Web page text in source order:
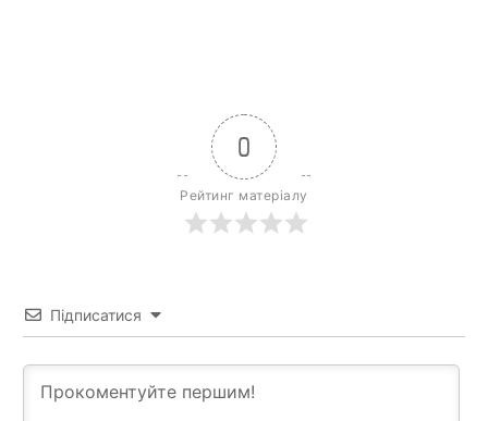
0
Рейтинг матеріалу
Підписатися